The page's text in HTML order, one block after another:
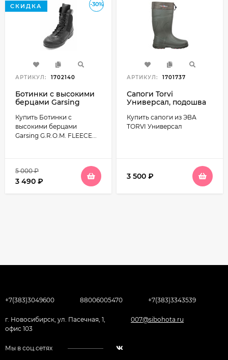
-30%
СКИДКА
АРТИКУЛ: 1702140
Ботинки с высокими
берцами Garsing
м00340 цвет черный
Купить Ботинки с
высокими берцами
Garsing G.R.O.M. FLEECE...
5 000₽
3 490 ₽
АРТИКУЛ: 1701737
Сапоги Torvi
Универсал, подошва
Купить сапоги из ЭВА
TORVI Универсал
3 500 ₽
+7(383)3049600 88006005470 +7(383)3343539
г. Новосибирск, ул. Пасечная, 1,
офис 103
007@sibohota.ru
Мы в соц.сетях